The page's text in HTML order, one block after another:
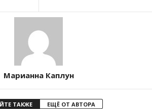
Марианна Каплун
ТАКЖЕ ЕЩЁ ОТ АВТОРА